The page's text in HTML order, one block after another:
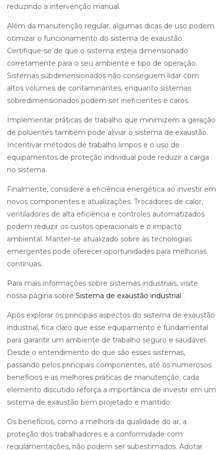
reduzindo a intervenção manual.
Além da manutenção regular, algumas dicas de uso podem
otimizar o funcionamento do sistema de exaustão.
Certifique-se de que o sistema esteja dimensionado
corretamente para o seu ambiente e tipo de operação.
Sistemas subdimensionados não conseguem lidar com
altos volumes de contaminantes, enquanto sistemas
sobredimensionados podem ser ineficientes e caros.
Implementar práticas de trabalho que minimizem a geração
de poluentes também pode aliviar o sistema de exaustão.
Incentivar métodos de trabalho limpos e o uso de
equipamentos de proteção individual pode reduzir a carga
no sistema.
Finalmente, considere a eficiência energética ao investir em
novos componentes e atualizações. Trocadores de calor,
ventiladores de alta eficiência e controles automatizados
podem reduzir os custos operacionais e o impacto
ambiental. Manter-se atualizado sobre as tecnologias
emergentes pode oferecer oportunidades para melhorias
contínuas.
Para mais informações sobre sistemas industriais, visite
nossa página sobre Sistema de exaustão industrial .
Após explorar os principais aspectos do sistema de exaustão
industrial, fica claro que esse equipamento é fundamental
para garantir um ambiente de trabalho seguro e saudável.
Desde o entendimento do que são esses sistemas,
passando pelos principais componentes, até os numerosos
benefícios e as melhores práticas de manutenção, cada
elemento discutido reforça a importância de investir em um
sistema de exaustão bem projetado e mantido.
Os benefícios, como a melhora da qualidade do ar, a
proteção dos trabalhadores e a conformidade com
regulamentações, não podem ser subestimados. Adotar